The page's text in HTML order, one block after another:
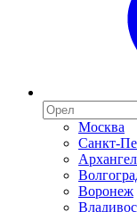
Москва
Санкт-
Воронеж